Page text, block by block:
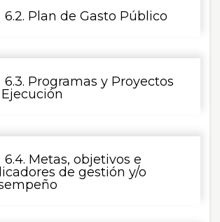
6.2. Plan de Gasto Público
6.3. Programas y Proyectos
6.4. Metas, objetivos e
de gestión y/o